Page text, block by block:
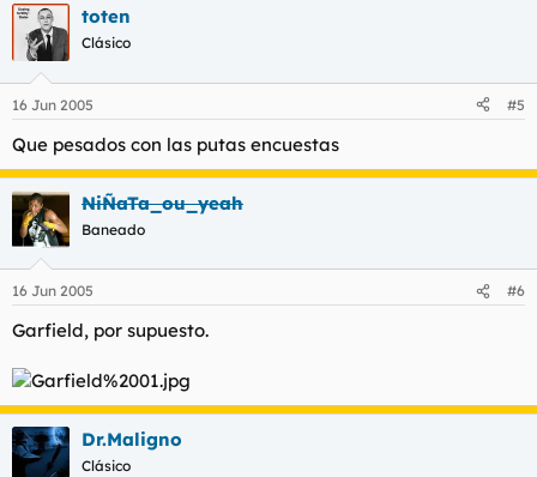
toten
Clásico
16 Jun 2005 #5
Que pesados con las putas encuestas
NiÑaTa_ou_yeah
Baneado
16 Jun 2005 #6
Garfield, por supuesto.
Dr.Maligno
Clásico